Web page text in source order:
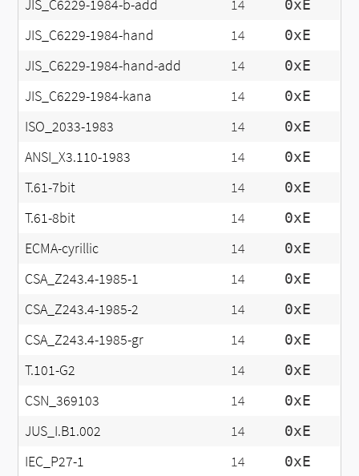
JIS_C6229-1984-b-add 14 0xE
JIS_C6229-1984-hand 14 0xE
JIS_C6229-1984-hand-add 14 0xE
JIS_C6229-1984-kana 14 0xE
ISO_2033-1983 14 0xE
ANSI_X3.110-1983 14 0xE
T.61-7bit 14 0xE
T.61-8bit 14 0xE
ECMA-cyrillic 14 0xE
CSA_Z243.4-1985-1 14 0xE
CSA_Z243.4-1985-2 14 0xE
CSA_Z243.4-1985-gr 14 0xE
T.101-G2 14 0xE
CSN_369103 14 0xE
JUS_I.B1.002 14 0xE
IEC_P27-1 14 0xE